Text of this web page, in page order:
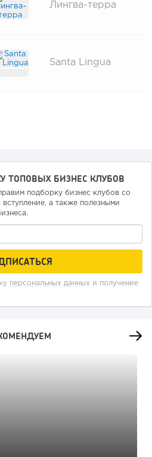
Лингва-терра
Santa Lingua
ТОПОВЫХ БИЗНЕС КЛУБОВ
подборку бизнес клубов со
а также полезными
персональных данных и получение